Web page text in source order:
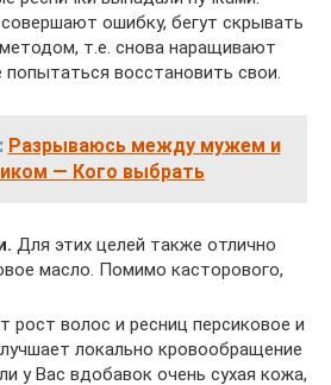
ошибку, бегут скрывать
т.е. снова наращивают
восстановить свои.
Разрываюсь между мужем и
— Кого выбрать
Для этих целей также отлично
масло. Помимо касторового,
рост волос и ресниц персиковое и
локально кровообращение
у Вас вдобавок очень сухая кожа,